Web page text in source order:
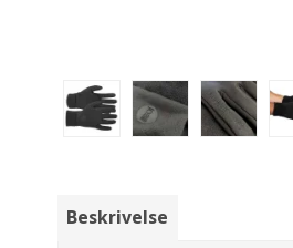
Beskrivelse